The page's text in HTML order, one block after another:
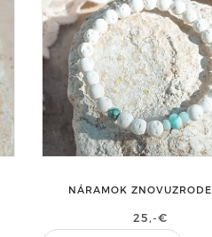
NÁRAMOK
25,-€